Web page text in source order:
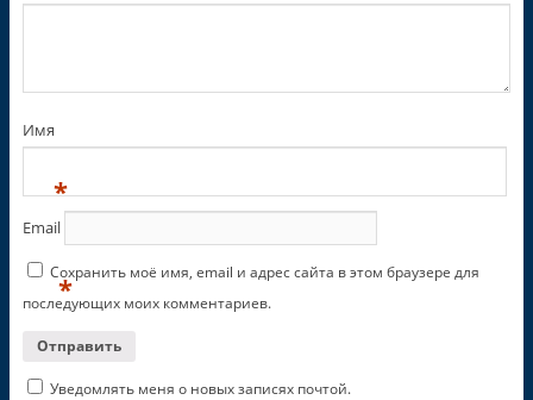
Имя
*
Email
*
Сохранить моё имя, email и адрес сайта в этом браузере для
последующих моих комментариев.
Уведомлять меня о новых записях почтой.